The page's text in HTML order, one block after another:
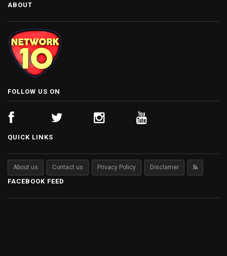
ABOUT
FOLLOW US ON
QUICK LINKS
About us Contact us Privacy Policy Disclamer
FACEBOOK FEED